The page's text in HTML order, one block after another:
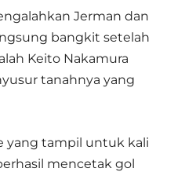
Jerman dan
bangkit setelah
Keito Nakamura
tanahnya yang
yang tampil untuk kali
mencetak gol